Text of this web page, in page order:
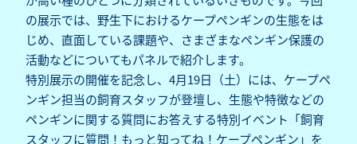
の展示では、野生下におけるケープペンギンの生態をは
じめ、直面している課題や、さまざまなペンギン保護の
活動などについてもパネルで紹介します。
特別展示の開催を記念し、4月19日（土）には、ケープペ
ンギン担当の飼育スタッフが登壇し、生態や特徴などの
ペンギンに関する質問にお答えする特別イベント「飼育
スタッフに質問！もっと知ってね！ケープペンギン」を